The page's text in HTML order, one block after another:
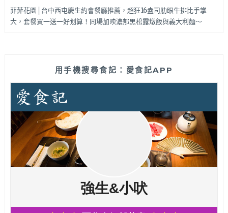
菲菲花園│台中西屯慶生約會餐廳推薦，超狂16盎司肋眼牛排比手掌
大，套餐買一送一好划算！同場加映濃郁黑松露燉飯與義大利麵～
用手機搜尋食記：愛食記APP